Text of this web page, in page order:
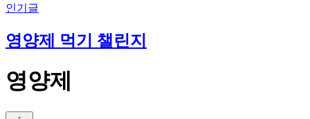
인기글
영양제 먹기 챌린지
영양제